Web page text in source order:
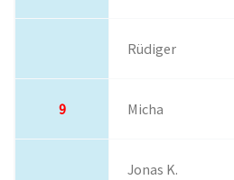
Rüdiger
9 Micha
Jonas K.